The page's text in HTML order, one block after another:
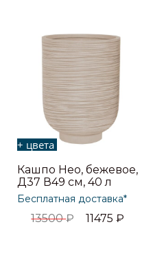
+ цвета
Кашпо Нео, бежевое,
Д37 В49 см, 40 л
Бесплатная доставка*
13500₽ 11475₽